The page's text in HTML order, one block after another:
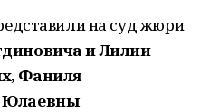
на суд жюри
и Лилии
Фаниля
Юлаевны